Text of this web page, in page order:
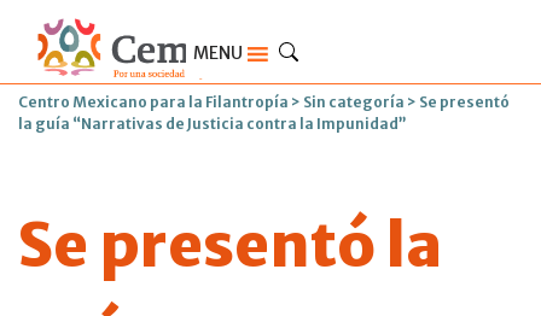
MENU
Centro Mexicano para la Filantropía > Sin categoría > Se presentó
la guía “Narrativas de Justicia contra la Impunidad”
Se presentó la